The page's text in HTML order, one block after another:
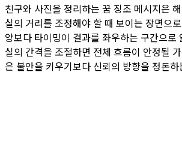
친구와 사진을 정리하는 꿈 징조 메시지은
실의 거리를 조정해야 할 때 보이는 장면으
양보다 타이밍이 결과를 좌우하는 구간으로
실의 간격을 조절하면 전체 흐름이 안정될
은 불안을 키우기보다 신뢰의 방향을 정돈